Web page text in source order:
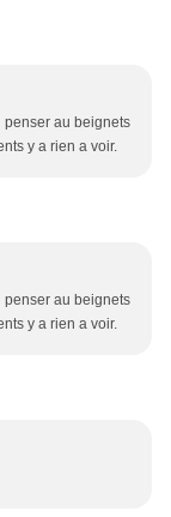
penser au beignets
y a rien a voir.
penser au beignets
y a rien a voir.